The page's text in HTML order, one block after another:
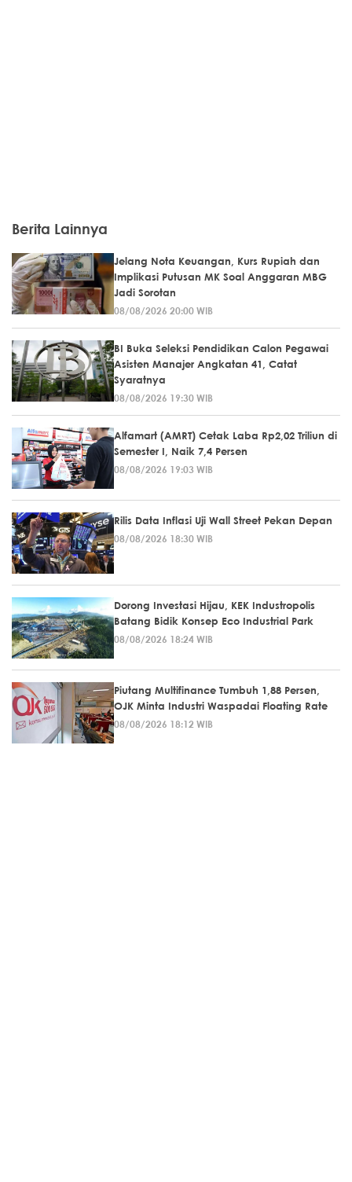
Berita Lainnya
Jelang Nota Keuangan, Kurs Rupiah dan
Implikasi Putusan MK Soal Anggaran MBG
Jadi Sorotan
08/08/2026 20:00 WIB
BI Buka Seleksi Pendidikan Calon Pegawai
Asisten Manajer Angkatan 41, Catat
Syaratnya
08/08/2026 19:30 WIB
Alfamart (AMRT) Cetak Laba Rp2,02 Triliun di
Semester I, Naik 7,4 Persen
08/08/2026 19:03 WIB
Rilis Data Inflasi Uji Wall Street Pekan Depan
08/08/2026 18:30 WIB
Dorong Investasi Hijau, KEK Industropolis
Batang Bidik Konsep Eco Industrial Park
08/08/2026 18:24 WIB
Piutang Multifinance Tumbuh 1,88 Persen,
OJK Minta Industri Waspadai Floating Rate
08/08/2026 18:12 WIB